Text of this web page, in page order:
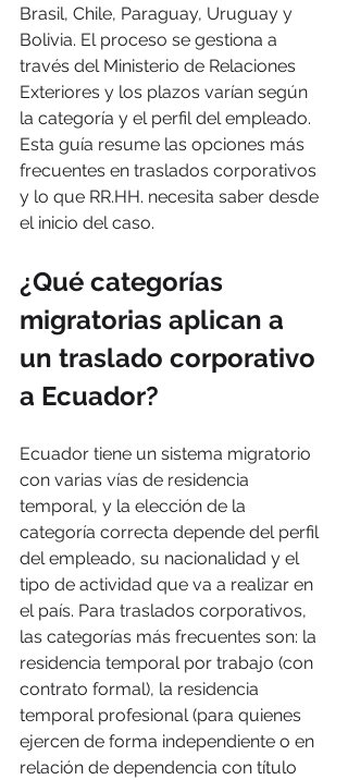
Brasil, Chile, Paraguay, Uruguay y
Bolivia. El proceso se gestiona a
través del Ministerio de Relaciones
Exteriores y los plazos varían según
la categoría y el perfil del empleado.
Esta guía resume las opciones más
frecuentes en traslados corporativos
y lo que RR.HH. necesita saber desde
el inicio del caso.
¿Qué categorías
migratorias aplican a
un traslado corporativo
a Ecuador?
Ecuador tiene un sistema migratorio
con varias vías de residencia
temporal, y la elección de la
categoría correcta depende del perfil
del empleado, su nacionalidad y el
tipo de actividad que va a realizar en
el país. Para traslados corporativos,
las categorías más frecuentes son: la
residencia temporal por trabajo (con
contrato formal), la residencia
temporal profesional (para quienes
ejercen de forma independiente o en
relación de dependencia con título